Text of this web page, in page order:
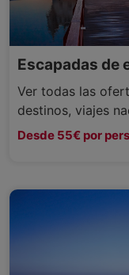
Escapadas de
Ver todas las
destinos, viajes
Desde 55€ por